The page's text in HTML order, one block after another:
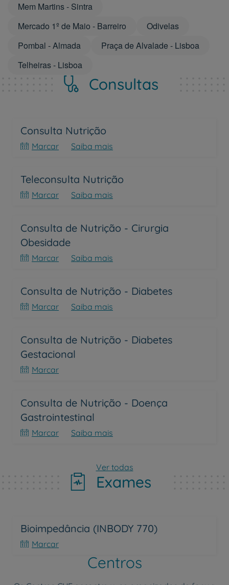
Mem Martins - Sintra
Mercado 1º de Maio - Barreiro
Odivelas
Pombal - Almada
Praça de Alvalade - Lisboa
Telheiras - Lisboa
Consultas
Consulta Nutrição
Marcar Saiba mais
Teleconsulta Nutrição
Marcar Saiba mais
Consulta de Nutrição - Cirurgia
Obesidade
Marcar Saiba mais
Consulta de Nutrição - Diabetes
Marcar Saiba mais
Consulta de Nutrição - Diabetes
Gestacional
Marcar
Consulta de Nutrição - Doença
Gastrointestinal
Marcar Saiba mais
Ver todas
Exames
Bioimpedância (INBODY 770)
Marcar
Centros